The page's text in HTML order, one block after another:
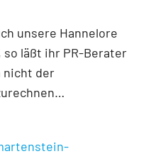
unsere Hannelore
so läßt ihr PR-Berater
nicht der